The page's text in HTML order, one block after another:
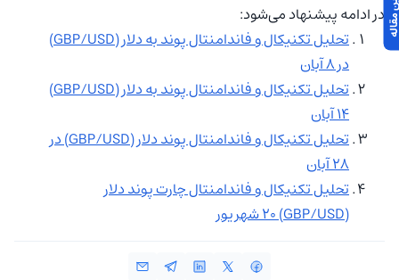
در ادامه پیشنهاد می‌شود:
تحلیل تکنیکال و فاندامنتال پوند به دلار (GBP/USD)
در ۸ آبان
تحلیل تکنیکال و فاندامنتال پوند به دلار (GBP/USD)
۱۴ آبان
تحلیل تکنیکال و فاندامنتال پوند دلار (GBP/USD) در
۲۸ آبان
تحلیل تکنیکال و فاندامنتال چارت پوند دلار
(GBP/USD) ۲۰ شهریور